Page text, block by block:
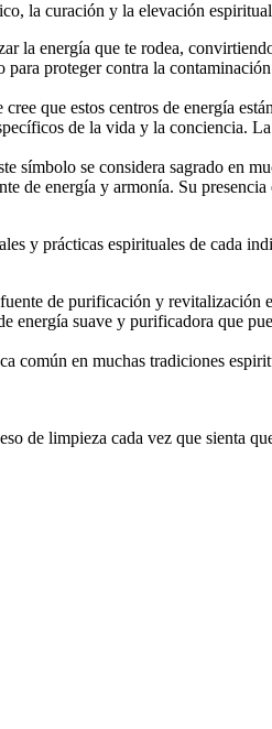
la curación y la elevación
la energía que te rodea,
proteger contra la
que estos centros de energía
de la vida y la conciencia.
símbolo se considera sagrado en
de energía y armonía. Su
y prácticas espirituales de cada
de purificación y revitalización
energía suave y purificadora que
común en muchas tradiciones
de limpieza cada vez que sienta